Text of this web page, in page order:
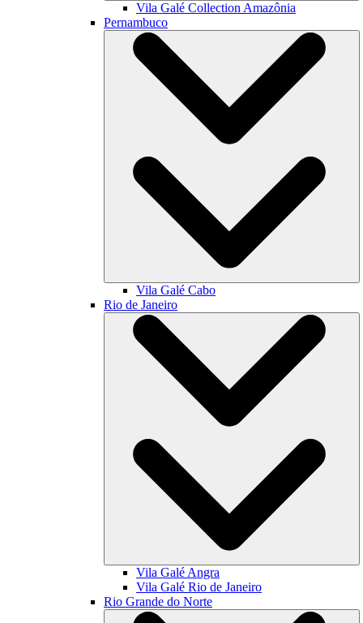
Vila Galé Collection Amazônia
Pernambuco
Vila Galé Cabo
Rio de Janeiro
Vila Galé Angra
Vila Galé Rio de Janeiro
Rio Grande do Norte